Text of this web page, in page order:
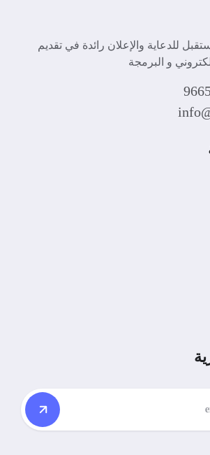
للدعاية والإعلان رائدة في تقديم
و البرمجة